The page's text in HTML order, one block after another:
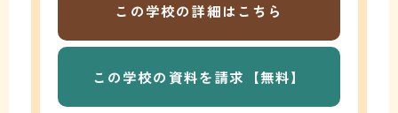
この学校の詳細はこちら
この学校の資料を請求【無料】